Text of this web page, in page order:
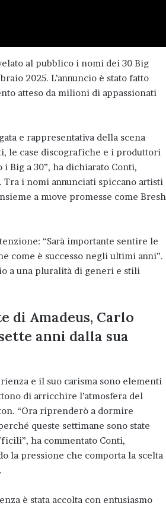
al pubblico i nomi dei 30 Big
2025. L’annuncio è stato fatto
atteso da milioni di appassionati
e rappresentativa della scena
le case discografiche e i produttori
Big a 30”, ha dichiarato Conti,
i nomi annunciati spiccano artisti
a nuove promesse come Bresh
“Sarà importante sentire le
come è successo negli ultimi anni”.
a una pluralità di generi e stili
di Amadeus, Carlo
anni dalla sua
e il suo carisma sono elementi
di arricchire l’atmosfera del
“Ora riprenderò a dormire
queste settimane sono state
ha commentato Conti,
la pressione che comporta la scelta
è stata accolta con entusiasmo